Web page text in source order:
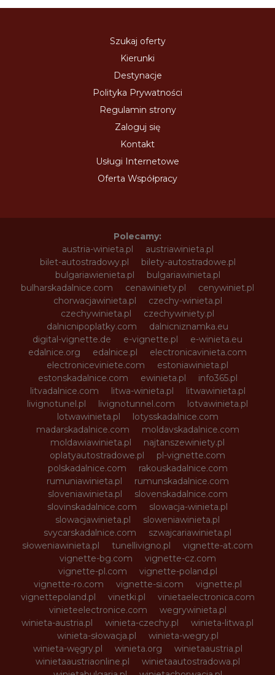
Szukaj oferty
Kierunki
Destynacje
Polityka Prywatności
Regulamin strony
Zaloguj się
Kontakt
Usługi Internetowe
Oferta Współpracy
Polecamy:
austria-winieta.pl
austriawinieta.pl
bilet-autostradowy.pl
bilety-autostradowe.pl
bulgariawienieta.pl
bulgariawinieta.pl
bulharskadalnice.com
cenawiniety.pl
cenywiniet.pl
chorwacjawinieta.pl
czechy-winieta.pl
czechywinieta.pl
czechywiniety.pl
dalnicnipoplatky.com
dalnicniznamka.eu
digital-vignette.de
e-vignette.pl
e-winieta.eu
edalnice.org
edalnice.pl
electronicavinieta.com
electroniceviniete.com
estoniawinieta.pl
estonskadalnice.com
ewinieta.pl
info365.pl
litvadalnice.com
litwa-winieta.pl
litwawinieta.pl
livignotunel.pl
livignotunnel.com
lotvawinieta.pl
lotwawinieta.pl
lotysskadalnice.com
madarskadalnice.com
moldavskadalnice.com
moldawiawinieta.pl
najtanszewiniety.pl
oplatyautostradowe.pl
pl-vignette.com
polskadalnice.com
rakouskadalnice.com
rumuniawinieta.pl
rumunskadalnice.com
sloveniawinieta.pl
slovenskadalnice.com
slovinskadalnice.com
slowacja-winieta.pl
slowacjawinieta.pl
sloweniawinieta.pl
svycarskadalnice.com
szwajcariawinieta.pl
słoweniawinieta.pl
tunellivigno.pl
vignette-at.com
vignette-bg.com
vignette-cz.com
vignette-pl.com
vignette-poland.pl
vignette-ro.com
vignette-si.com
vignette.pl
vignettepoland.pl
vinetki.pl
vinietaelectronica.com
vinieteelectronice.com
wegrywinieta.pl
winieta-austria.pl
winieta-czechy.pl
winieta-litwa.pl
winieta-słowacja.pl
winieta-wegry.pl
winieta-węgry.pl
winieta.org
winietaaustria.pl
winietaaustriaonline.pl
winietaautostradowa.pl